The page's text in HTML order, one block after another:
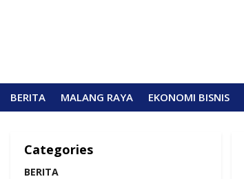
BERITA MALANG RAYA EKONOMI BISNIS
Categories
BERITA